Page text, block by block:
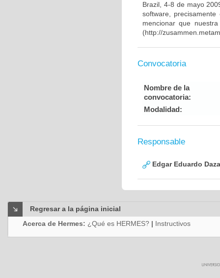
Brazil, 4-8 de mayo
software,
mencionar que
(http://
Convocatoria
Nombre de la
convocatoria:
Modalidad:
Responsable
Edgar Eduardo
Regresar a la página inicial
Acerca de Hermes: ¿Qué es HERMES? | Instructivos